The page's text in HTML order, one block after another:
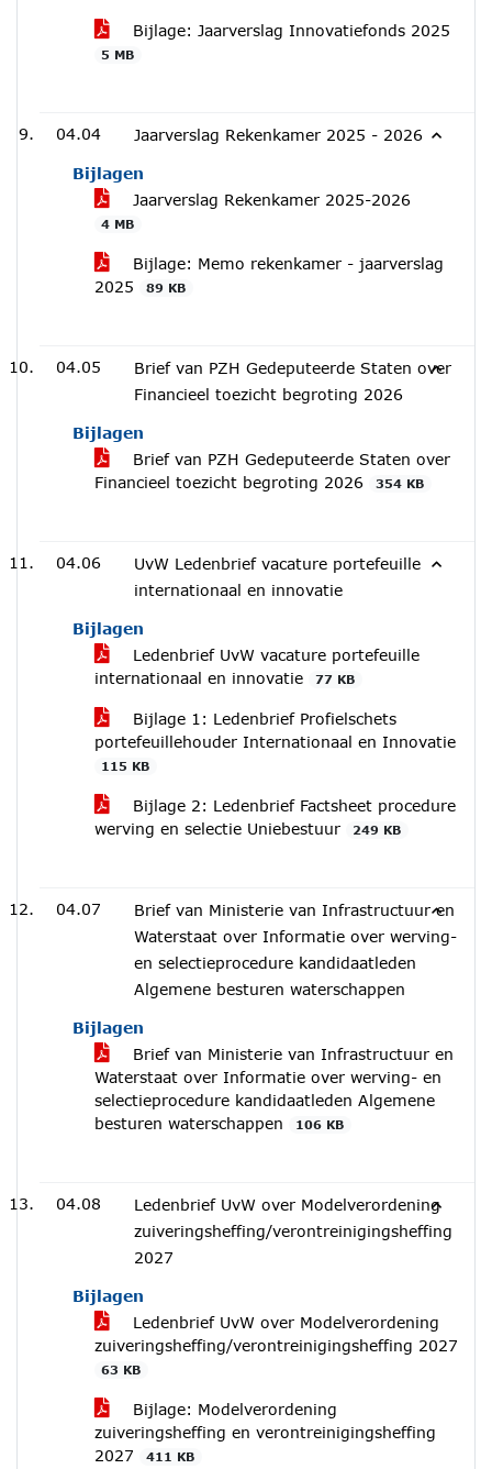
Bijlage: Jaarverslag Innovatiefonds 2025
5 MB
04.04 Jaarverslag Rekenkamer 2025 - 2026
Bijlagen
Jaarverslag Rekenkamer 2025-2026
4 MB
Bijlage: Memo rekenkamer - jaarverslag
2025
89 KB
04.05
Brief van PZH Gedeputeerde Staten over
Financieel toezicht begroting 2026
Bijlagen
Brief van PZH Gedeputeerde Staten over
Financieel toezicht begroting 2026
354 KB
04.06
UvW Ledenbrief vacature portefeuille
internationaal en innovatie
Bijlagen
Ledenbrief UvW vacature portefeuille
internationaal en innovatie
77 KB
Bijlage 1: Ledenbrief Profielschets
portefeuillehouder Internationaal en Innovatie
115 KB
Bijlage 2: Ledenbrief Factsheet procedure
werving en selectie Uniebestuur
249 KB
04.07
Brief van Ministerie van Infrastructuur en
Waterstaat over Informatie over werving-
en selectieprocedure kandidaatleden
Algemene besturen waterschappen
Bijlagen
Brief van Ministerie van Infrastructuur en
Waterstaat over Informatie over werving- en
selectieprocedure kandidaatleden Algemene
besturen waterschappen
106 KB
04.08
Ledenbrief UvW over Modelverordening
zuiveringsheffing/verontreinigingsheffing
2027
Bijlagen
Ledenbrief UvW over Modelverordening
zuiveringsheffing/verontreinigingsheffing 2027
63 KB
Bijlage: Modelverordening
zuiveringsheffing en verontreinigingsheffing
2027
411 KB